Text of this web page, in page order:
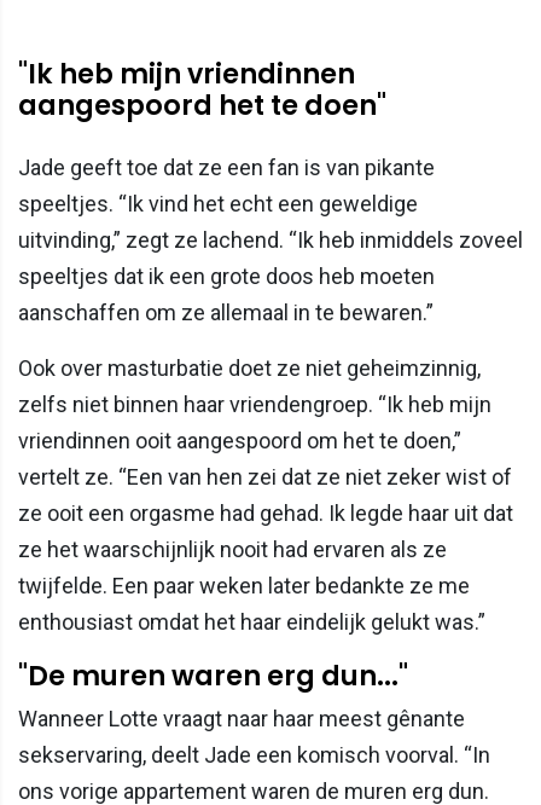
"Ik heb mijn vriendinnen
aangespoord het te doen"
Jade geeft toe dat ze een fan is van pikante
speeltjes. “Ik vind het echt een geweldige
uitvinding,” zegt ze lachend. “Ik heb inmiddels zoveel
speeltjes dat ik een grote doos heb moeten
aanschaffen om ze allemaal in te bewaren.”
Ook over masturbatie doet ze niet geheimzinnig,
zelfs niet binnen haar vriendengroep. “Ik heb mijn
vriendinnen ooit aangespoord om het te doen,”
vertelt ze. “Een van hen zei dat ze niet zeker wist of
ze ooit een orgasme had gehad. Ik legde haar uit dat
ze het waarschijnlijk nooit had ervaren als ze
twijfelde. Een paar weken later bedankte ze me
enthousiast omdat het haar eindelijk gelukt was.”
"De muren waren erg dun..."
Wanneer Lotte vraagt naar haar meest gênante
sekservaring, deelt Jade een komisch voorval. “In
ons vorige appartement waren de muren erg dun.